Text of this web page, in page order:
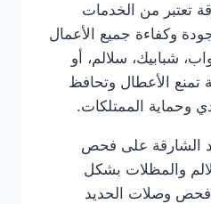
تعتبر من الخدمات
وكفاءة جميع الأعمال
شبابيك، سلالم، أو
تمنع الأعطال وتحافظ
وحماية الممتلكات.
الشارقة على فحص
والمظلات بشكل
وصلات الحديد